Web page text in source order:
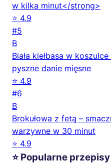
w kilka minut</strong>
⭐ 4.9
#5
B
Biała kiełbasa w
pyszne danie mięsne
⭐ 4.9
#6
B
Brokułowa z fetą –
warzywne w 30 minut
⭐ 4.9
⭐ Popularne przepisy